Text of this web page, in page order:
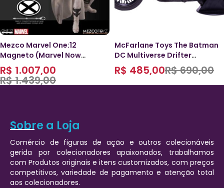
Mezco Marvel One:12
Magneto (Marvel Now
Edition) PX
R$1.439,00
R$ 1.007,00
McFarlane Toys The Batman
DC Multiverse Drifter
Motorcycle
R$690,00
R$ 485,00
Sobre a Loja
Comércio de figuras de ação e outros colecionáveis
gerida por colecionadores apaixonados, trabalhamos
com Produtos originais e itens customizados, com preços
competitivos, variedade de pagamento e atenção total
aos colecionadores.